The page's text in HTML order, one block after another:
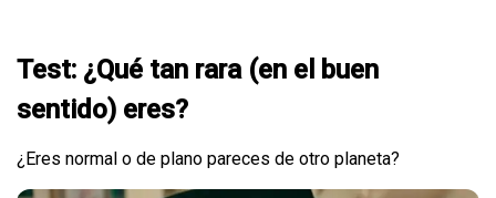
Test: ¿Qué tan rara (en el buen
sentido) eres?
¿Eres normal o de plano pareces de otro planeta?